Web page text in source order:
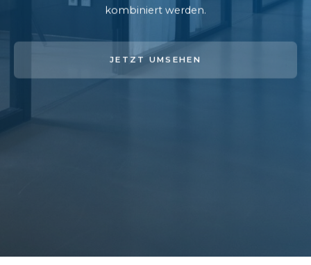
kombiniert werden.
JETZT UMSEHEN